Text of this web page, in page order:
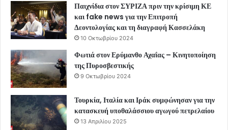
Παιχνίδια στον ΣΥΡΙΖΑ πριν την κρίσιμη ΚΕ
και fake news για την Επιτροπή
Δεοντολογίας και τη διαγραφή Κασσελάκη
10 Οκτωβρίου 2024
Φωτιά στον Ερύμανθο Αχαΐας – Κινητοποίηση
της Πυροσβεστικής
9 Οκτωβρίου 2024
Τουρκία, Ιταλία και Ιράκ συμφώνησαν για την
κατασκευή υποθαλάσσιου αγωγού πετρελαίου
13 Απριλίου 2025